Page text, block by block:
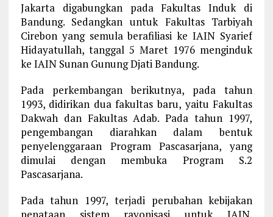
Jakarta digabungkan pada Fakultas Induk di
Bandung. Sedangkan untuk Fakultas Tarbiyah
Cirebon yang semula berafiliasi ke IAIN Syarief
Hidayatullah, tanggal 5 Maret 1976 menginduk
ke IAIN Sunan Gunung Djati Bandung.
Pada perkembangan berikutnya, pada tahun
1993, didirikan dua fakultas baru, yaitu Fakultas
Dakwah dan Fakultas Adab. Pada tahun 1997,
pengembangan diarahkan dalam bentuk
penyelenggaraan Program Pascasarjana, yang
dimulai dengan membuka Program S.2
Pascasarjana.
Pada tahun 1997, terjadi perubahan kebijakan